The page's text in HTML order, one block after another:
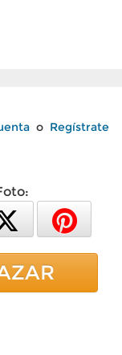
o Regístrate